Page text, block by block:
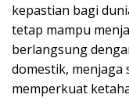
kepastian bagi
tetap mampu
berlangsung
domestik, menjaga
memperkuat